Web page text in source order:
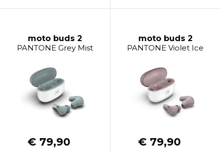
moto buds 2
PANTONE Grey Mist
€ 79,90
moto buds 2
PANTONE Violet Ice
€ 79,90